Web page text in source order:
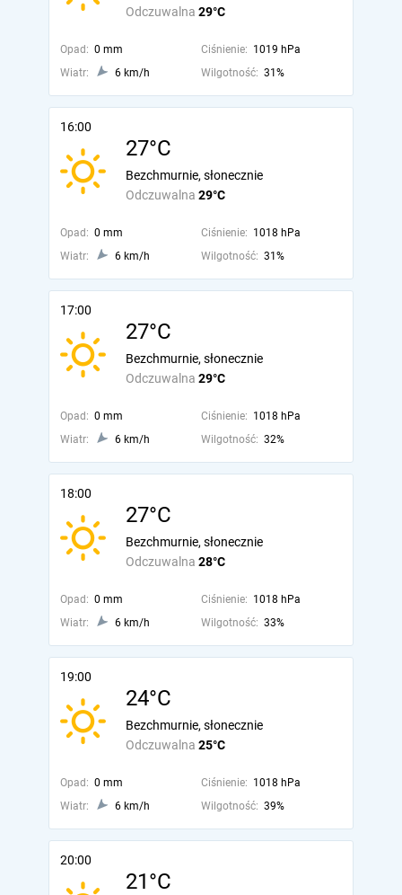
Odczuwalna 29°C
Opad: 0 mm Ciśnienie: 1019 hPa
Wiatr:
6 km/h Wilgotność: 31%
16:00
27°C
Odczuwalna 29°C
Bezchmurnie, słonecznie
Opad: 0 mm Ciśnienie: 1018 hPa
Wiatr:
6 km/h Wilgotność: 31%
17:00
27°C
Odczuwalna 29°C
Bezchmurnie, słonecznie
Opad: 0 mm Ciśnienie: 1018 hPa
Wiatr:
6 km/h Wilgotność: 32%
18:00
27°C
Odczuwalna 28°C
Bezchmurnie, słonecznie
Opad: 0 mm Ciśnienie: 1018 hPa
Wiatr:
6 km/h Wilgotność: 33%
19:00
24°C
Odczuwalna 25°C
Bezchmurnie, słonecznie
Opad: 0 mm Ciśnienie: 1018 hPa
Wiatr:
6 km/h Wilgotność: 39%
20:00
21°C